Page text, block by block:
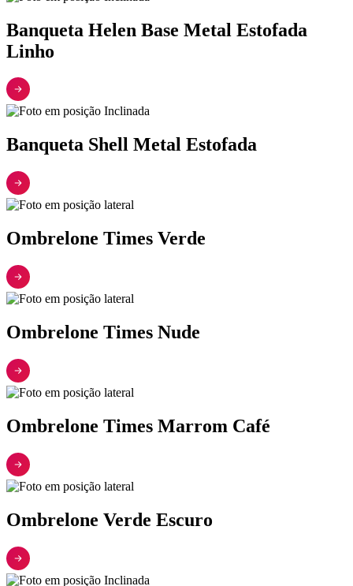
Banqueta Helen Base Metal Estofada
Linho
Banqueta Shell Metal Estofada
Ombrelone Times Verde
Ombrelone Times Nude
Ombrelone Times Marrom Café
Ombrelone Verde Escuro